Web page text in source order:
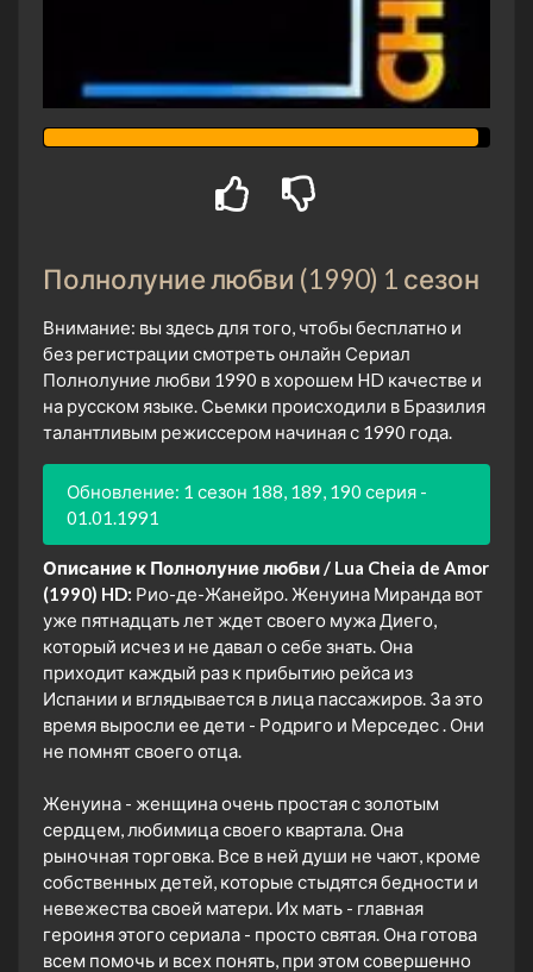
Полнолуние любви (1990) 1 сезон
Внимание: вы здесь для того, чтобы бесплатно и
без регистрации смотреть онлайн Сериал
Полнолуние любви 1990 в хорошем HD качестве и
на русском языке. Сьемки происходили в Бразилия
талантливым режиссером начиная с 1990 года.
Обновление: 1 сезон 188, 189, 190 серия -
01.01.1991
Описание к Полнолуние любви / Lua Cheia de Amor
(1990) HD: Рио-де-Жанейро. Женуина Миранда вот
уже пятнадцать лет ждет своего мужа Диего,
который исчез и не давал о себе знать. Она
приходит каждый раз к прибытию рейса из
Испании и вглядывается в лица пассажиров. За это
время выросли ее дети - Родриго и Мерседес . Они
не помнят своего отца.
Женуина - женщина очень простая с золотым
сердцем, любимица своего квартала. Она
рыночная торговка. Все в ней души не чают, кроме
собственных детей, которые стыдятся бедности и
невежества своей матери. Их мать - главная
героиня этого сериала - просто святая. Она готова
всем помочь и всех понять, при этом совершенно